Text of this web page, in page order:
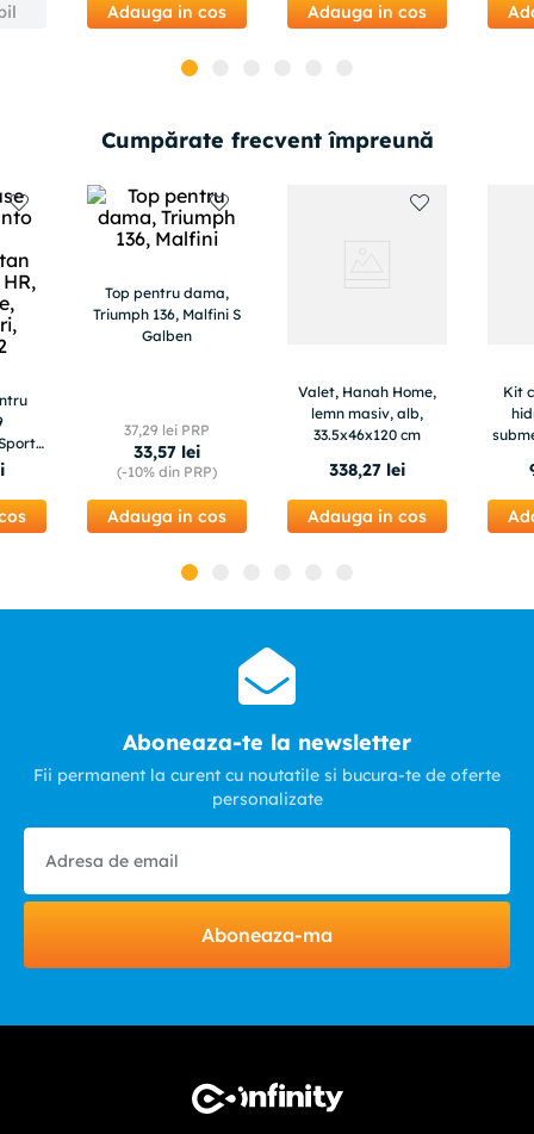
Adauga in cos Adauga in cos
Cumpărate frecvent împreună
Top pentru dama,
Triumph 136, Malfini S
Galben
37,29 lei PRP
33,57 lei
(-10%din PRP)
Adauga in cos
Valet, Hanah Home,
lemn masiv, alb,
33.5x46x120 cm
338,27 lei
Adauga in cos
Kit
inox,
5
Aboneaza-te la newsletter
Fii permanent la curent cu noutatile si bucura-te de oferte
personalizate
Aboneaza-ma